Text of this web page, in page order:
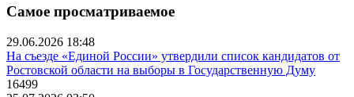
Самое просматриваемое
29.06.2026 18:48
На съезде «Единой России» утвердили список кандидатов от
Ростовской области на выборы в Государственную Думу
16499